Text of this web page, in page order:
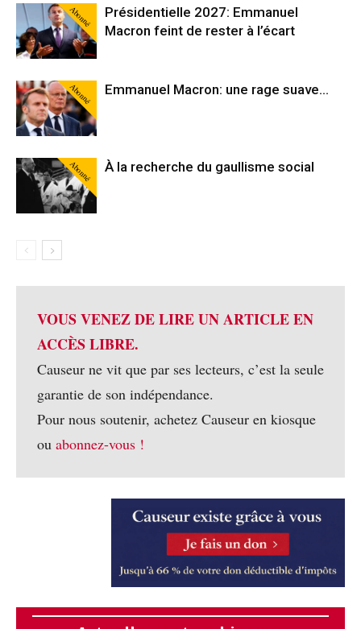
Abonné
Présidentielle 2027: Emmanuel
Macron feint de rester à l’écart
Abonné Emmanuel Macron: une rage suave…
Abonné À la recherche du gaullisme social
VOUS VENEZ DE LIRE UN ARTICLE EN
ACCÈS LIBRE.
Causeur ne vit que par ses lecteurs, c’est la seule
garantie de son indépendance.
Pour nous soutenir, achetez Causeur en kiosque
ou abonnez-vous !